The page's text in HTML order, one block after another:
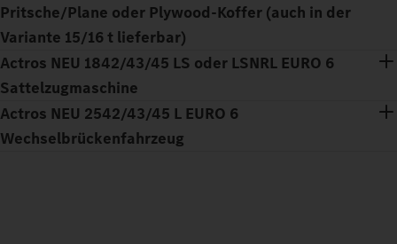
Pritsche/Plane oder Plywood-Koffer (auch in der
Variante 15/16 t lieferbar)
Actros NEU 1842/43/45 LS oder LSNRL EURO 6
Sattelzugmaschine
Actros NEU 2542/43/45 L EURO 6
Wechselbrückenfahrzeug